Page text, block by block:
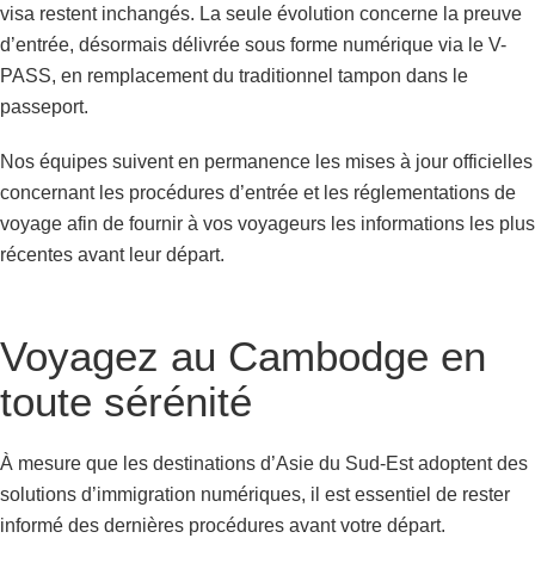
visa restent inchangés. La seule évolution concerne la preuve
d’entrée, désormais délivrée sous forme numérique via le V-
PASS, en remplacement du traditionnel tampon dans le
passeport.
Nos équipes suivent en permanence les mises à jour officielles
concernant les procédures d’entrée et les réglementations de
voyage afin de fournir à vos voyageurs les informations les plus
récentes avant leur départ.
Voyagez au Cambodge en
toute sérénité
À mesure que les destinations d’Asie du Sud-Est adoptent des
solutions d’immigration numériques, il est essentiel de rester
informé des dernières procédures avant votre départ.